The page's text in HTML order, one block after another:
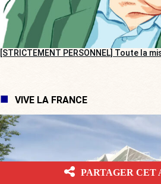
[STRICTEMENT PERSONNEL] Toute la
VIVE LA FRANCE
PARTAGER CET